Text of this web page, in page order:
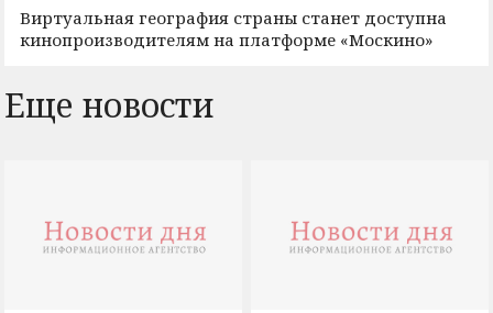
Виртуальная география страны станет доступна
кинопроизводителям на платформе «Москино»
Еще новости